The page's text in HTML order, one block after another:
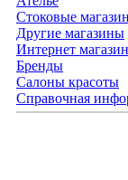
Стоковые
Другие магазины
Интернет
Бренды
Салоны красоты
Справочная